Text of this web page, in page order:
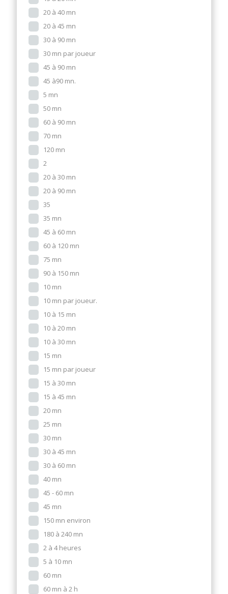
20 à 40 mn
20 à 45 mn
30 à 90 mn
30 mn par joueur
45 à 90 mn
45 à90 mn.
5 mn
50 mn
60 à 90 mn
70 mn
120 mn
2
20 à 30 mn
20 à 90 mn
35
35 mn
45 à 60 mn
60 à 120 mn
75 mn
90 à 150 mn
10 mn
10 mn par joueur.
10 à 15 mn
10 à 20 mn
10 à 30 mn
15 mn
15 mn par joueur
15 à 30 mn
15 à 45 mn
20 mn
25 mn
30 mn
30 à 45 mn
30 à 60 mn
40 mn
45 - 60 mn
45 mn
150 mn environ
180 à 240 mn
2 à 4 heures
5 à 10 mn
60 mn
60 mn à 2 h